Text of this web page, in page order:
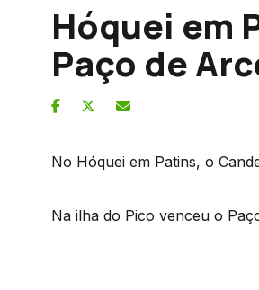
Hóquei em
Paço de
No Hóquei em Patins, o
Na ilha do Pico venceu o